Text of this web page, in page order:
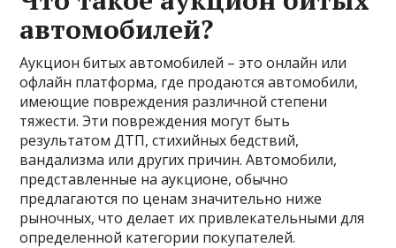
автомобилей?
Аукцион битых автомобилей – это онлайн или
офлайн платформа, где продаются автомобили,
имеющие повреждения различной степени
тяжести. Эти повреждения могут быть
результатом ДТП, стихийных бедствий,
вандализма или других причин. Автомобили,
представленные на аукционе, обычно
предлагаются по ценам значительно ниже
рыночных, что делает их привлекательными для
определенной категории покупателей.